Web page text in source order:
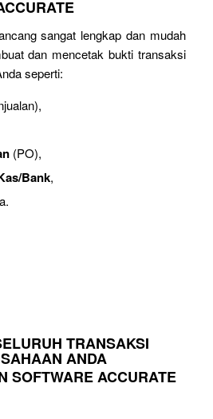
sangat lengkap dan mudah
dan mencetak bukti transaksi
seperti:
(PO),
Bank,
TRANSAKSI
ANDA
SOFTWARE ACCURATE